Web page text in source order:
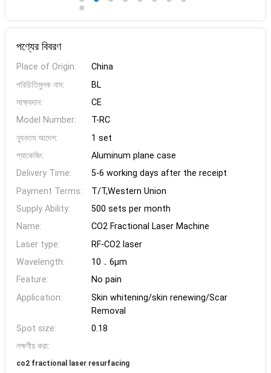
পণ্যের বিবরণ
Place of Origin:
China
পরিচিতিমুলক নাম:
BL
সাক্ষ্যদান:
CE
Model Number:
T-RC
ন্যূনতম আদেশ:
1 set
প্যাকেজিং:
Aluminum plane case
Delivery Time:
5-6 working days after the receipt
Payment Terms:
T/T,Western Union
Supply Ability:
500 sets per month
Name:
CO2 Fractional Laser Machine
Laser type:
RF-CO2 laser
Wavelength:
10．6μm
Feature:
No pain
Application:
Skin whitening/skin renewing/Scar
Removal
Spot size:
0.18
লক্ষণীয় করা:
co2 fractional laser resurfacing